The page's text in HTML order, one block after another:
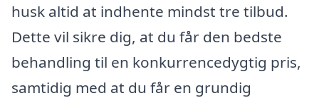
husk altid at indhente mindst tre tilbud.
Dette vil sikre dig, at du får den bedste
behandling til en konkurrencedygtig pris,
samtidig med at du får en grundig